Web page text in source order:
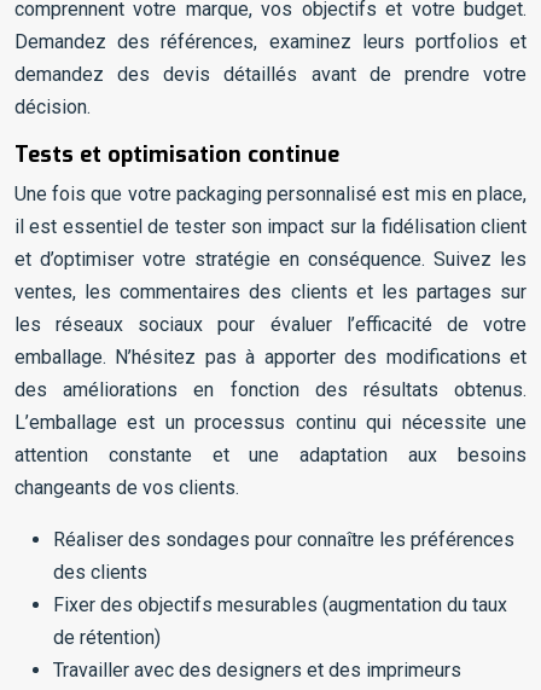
comprennent votre marque, vos objectifs et votre budget.
Demandez des références, examinez leurs portfolios et
demandez des devis détaillés avant de prendre votre
décision.
Tests et optimisation continue
Une fois que votre packaging personnalisé est mis en place,
il est essentiel de tester son impact sur la fidélisation client
et d’optimiser votre stratégie en conséquence. Suivez les
ventes, les commentaires des clients et les partages sur
les réseaux sociaux pour évaluer l’efficacité de votre
emballage. N’hésitez pas à apporter des modifications et
des améliorations en fonction des résultats obtenus.
L’emballage est un processus continu qui nécessite une
attention constante et une adaptation aux besoins
changeants de vos clients.
Réaliser des sondages pour connaître les préférences
des clients
Fixer des objectifs mesurables (augmentation du taux
de rétention)
Travailler avec des designers et des imprimeurs